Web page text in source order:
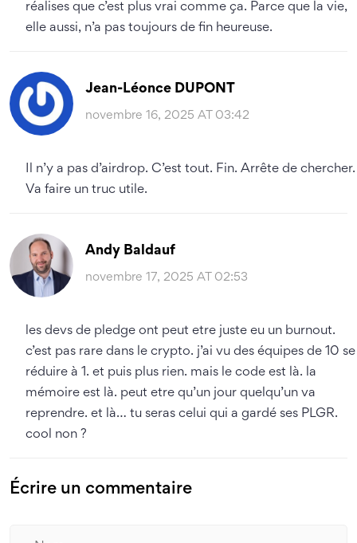
réalises que c’est plus vrai comme ça. Parce que la vie,
elle aussi, n’a pas toujours de fin heureuse.
Jean-Léonce DUPONT
novembre 16, 2025 AT 03:42
Il n’y a pas d’airdrop. C’est tout. Fin. Arrête de chercher.
Va faire un truc utile.
Andy Baldauf
novembre 17, 2025 AT 02:53
les devs de pledge ont peut etre juste eu un burnout.
c’est pas rare dans le crypto. j’ai vu des équipes de 10 se
réduire à 1. et puis plus rien. mais le code est là. la
mémoire est là. peut etre qu’un jour quelqu’un va
reprendre. et là… tu seras celui qui a gardé ses PLGR.
cool non ?
Écrire un commentaire